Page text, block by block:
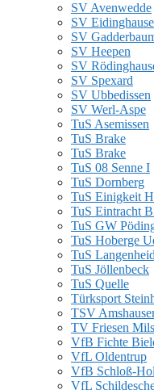
SV Avenwedde
SV
SV
SV Heepen
SV
SV Spexard
SV Ubbedissen
SV Werl-Aspe
TuS Asemissen
TuS Brake
TuS Brake
TuS 08 Senne I
TuS Dornberg
TuS Einigkeit
TuS Eintracht
TuS GW
TuS Hoberge
TuS
TuS Jöllenbeck
TuS Quelle
Türksport
TSV
TV Friesen
VfB Fichte
VfL Oldentrup
VfB Schloß-
VfL